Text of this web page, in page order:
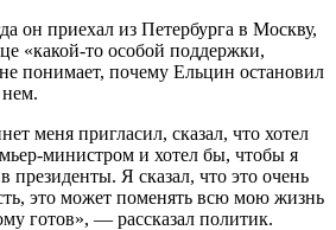
он приехал из Петербурга в Москву,
«какой-то особой поддержки,
понимает, почему Ельцин остановил
меня пригласил, сказал, что хотел
министром и хотел бы, чтобы я
президенты. Я сказал, что это очень
это может поменять всю мою жизнь
готов», — рассказал политик.